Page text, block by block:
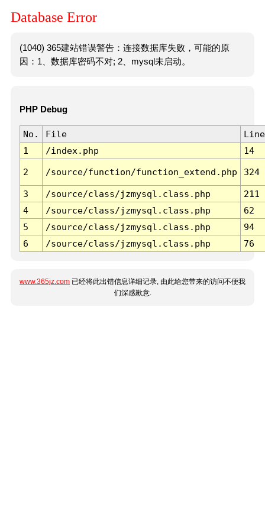
Database Error
(1040) 365建站错误警告：连接数据库失败，可能的原
因：1、数据库密码不对; 2、mysql未启动。
PHP Debug
No. File
Line
1
/index.php 14
2 /source/function/function_extend.php 324
3 /source/class/jzmysql.class.php
211
4
/source/class/jzmysql.class.php
62
5
/source/class/jzmysql.class.php
94
6
/source/class/jzmysql.class.php 76
www.365jz.com 已经将此出错信息详细记录, 由此给您带来的访问不便我
们深感歉意.